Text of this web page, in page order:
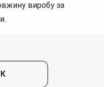
виробу за